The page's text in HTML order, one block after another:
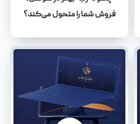
فروش شما را متحول می‌کند؟